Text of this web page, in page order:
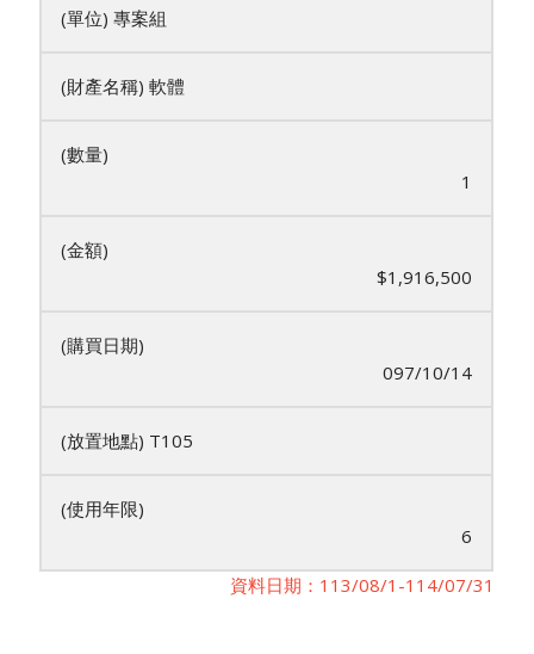
專案組
軟體
1
$1,916,500
097/10/14
T105
6
資料日期：113/08/1-114/07/31